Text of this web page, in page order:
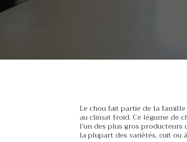
Le chou fait partie de la
au climat froid. Ce légume de
l’un des plus gros
la plupart des variétés, cuit ou